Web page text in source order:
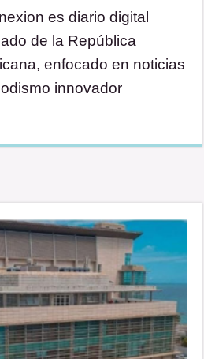
es diario digital
de la República
enfocado en noticias
innovador